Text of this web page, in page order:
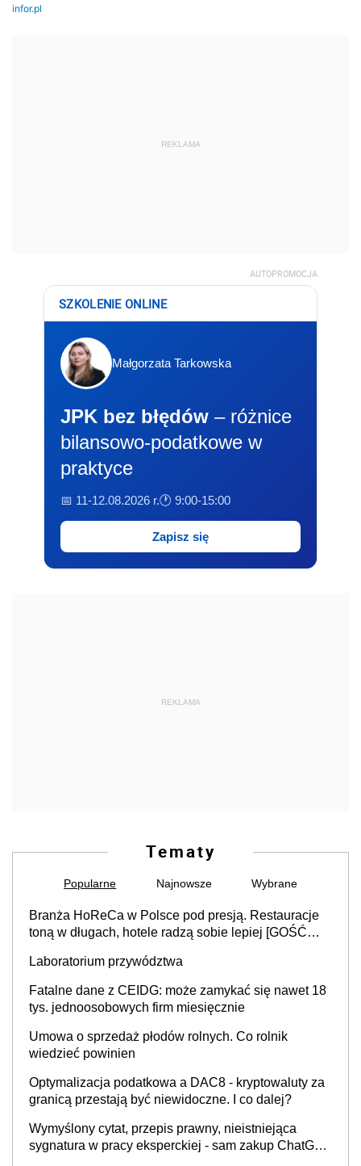
REKLAMA
AUTOPROMOCJA
SZKOLENIE ONLINE
Małgorzata Tarkowska
JPK bez błędów – różnice
bilansowo-podatkowe w
praktyce
📅 11-12.08.2026 r.🕐 9:00-15:00
Zapisz się
REKLAMA
Tematy
Popularne Najnowsze Wybrane
Branża HoReCa w Polsce pod presją. Restauracje
toną w długach, hotele radzą sobie lepiej [GOŚĆ
Laboratorium przywództwa
Fatalne dane z CEIDG: może zamykać się nawet 18
tys. jednoosobowych firm miesięcznie
Umowa o sprzedaż płodów rolnych. Co rolnik
wiedzieć powinien
Optymalizacja podatkowa a DAC8 - kryptowaluty za
granicą przestają być niewidoczne. I co dalej?
Wymyślony cytat, przepis prawny, nieistniejąca
sygnatura w pracy eksperckiej - sam zakup ChatGPT